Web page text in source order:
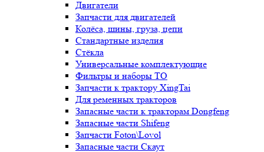
Двигатели
Запчасти для двигателей
Колёса, шины, груза, цепи
Стандартные изделия
Стёкла
Универсальные комплектующие
Фильтры и наборы ТО
Запчасти к трактору XingTai
Для ременных тракторов
Запасные части к тракторам Dongfeng
Запасные части Shifeng
Запчасти Foton\Lovol
Запасные части Скаут